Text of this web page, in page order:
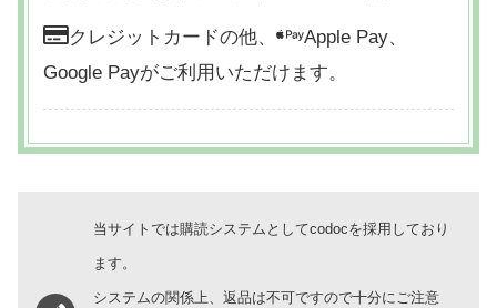
クレジットカードの他、
Apple Pay、
Google Payがご利用いただけます。
当サイトでは購読システムとしてcodocを採用しており
ます。
システムの関係上、返品は不可ですので十分にご注意